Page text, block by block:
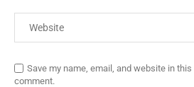
Save my name, email, and website in
comment.